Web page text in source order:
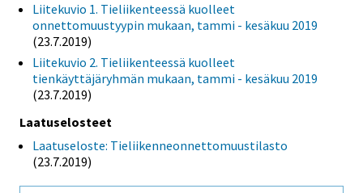
Liitekuvio 1. Tieliikenteessä kuolleet
onnettomuustyypin mukaan, tammi - kesäkuu 2019
(23.7.2019)
Liitekuvio 2. Tieliikenteessä kuolleet
tienkäyttäjäryhmän mukaan, tammi - kesäkuu 2019
(23.7.2019)
Laatuselosteet
Laatuseloste: Tieliikenneonnettomuustilasto
(23.7.2019)